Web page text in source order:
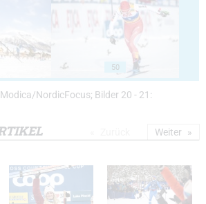
50
NordicFocus; Bilder 20 - 21:
Weiter